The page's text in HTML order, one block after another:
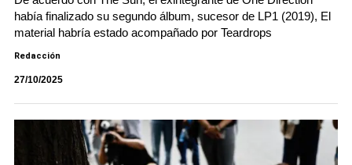
había finalizado su segundo álbum, sucesor de LP1 (2019), El
material habría estado acompañado por Teardrops
Redacción
27/10/2025